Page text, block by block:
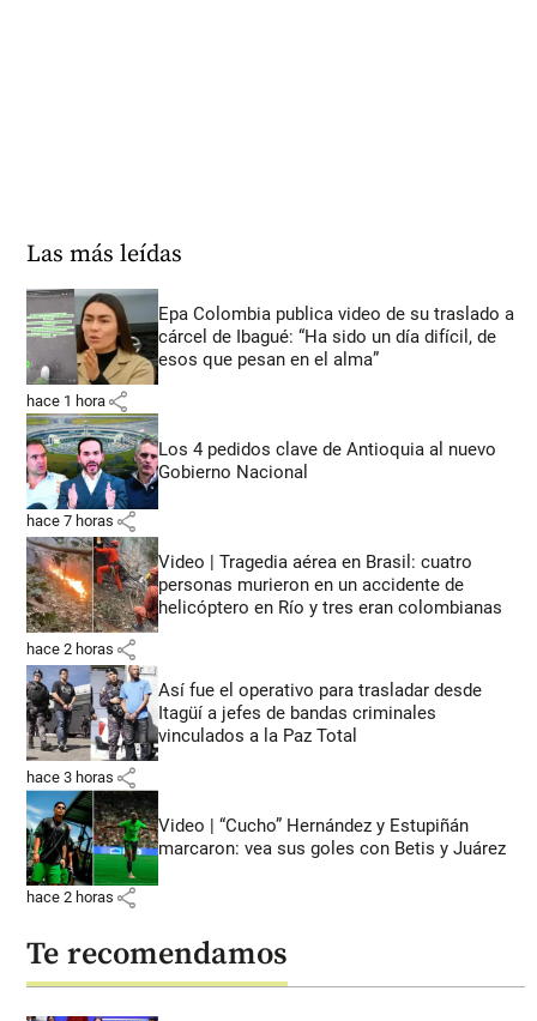
Las más leídas
Epa Colombia publica video de su traslado a
cárcel de Ibagué: “Ha sido un día difícil, de
esos que pesan en el alma”
hace 1 hora share
Los 4 pedidos clave de Antioquia al nuevo
Gobierno Nacional
hace 7 horas share
Video | Tragedia aérea en Brasil: cuatro
personas murieron en un accidente de
helicóptero en Río y tres eran colombianas
hace 2 horas share
Así fue el operativo para trasladar desde
Itagüí a jefes de bandas criminales
vinculados a la Paz Total
hace 3 horas share
Video | “Cucho” Hernández y Estupiñán
marcaron: vea sus goles con Betis y Juárez
hace 2 horas share
Te recomendamos